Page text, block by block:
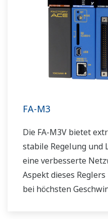
FA-M3
Die FA-M3V bietet
stabile Regelung und
eine verbesserte
Aspekt dieses
bei höchsten